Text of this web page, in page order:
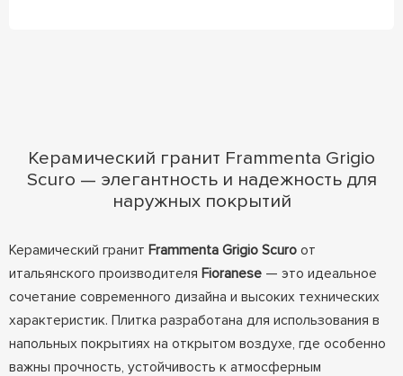
Керамический гранит Frammenta Grigio
Scuro — элегантность и надежность для
наружных покрытий
Керамический гранит Frammenta Grigio Scuroот
итальянского производителя Fioranese— это идеальное
сочетание современного дизайна и высоких технических
характеристик. Плитка разработана для использования в
напольных покрытиях на открытом воздухе, где особенно
важны прочность, устойчивость к атмосферным